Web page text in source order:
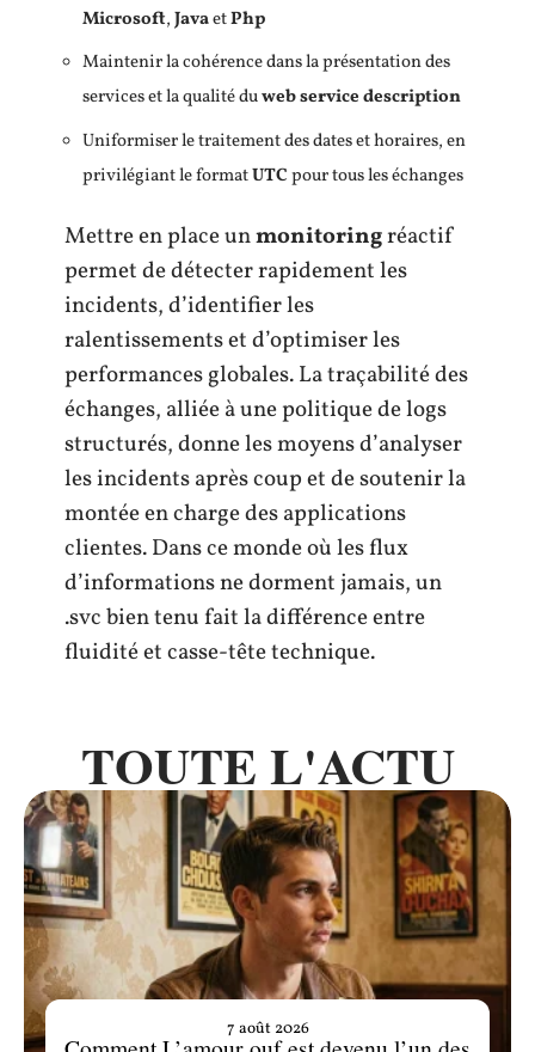
Microsoft,JavaetPhp
Maintenir la cohérence dans la présentation des
services et la qualité duweb service description
Uniformiser le traitement des dates et horaires, en
privilégiant le formatUTCpour tous les échanges
Mettre en place unmonitoringréactif
permet de détecter rapidement les
incidents, d’identifier les
ralentissements et d’optimiser les
performances globales. La traçabilité des
échanges, alliée à une politique de logs
structurés, donne les moyens d’analyser
les incidents après coup et de soutenir la
montée en charge des applications
clientes. Dans ce monde où les flux
d’informations ne dorment jamais, un
.svc bien tenu fait la différence entre
fluidité et casse-tête technique.
TOUTE L'ACTU
7 août 2026